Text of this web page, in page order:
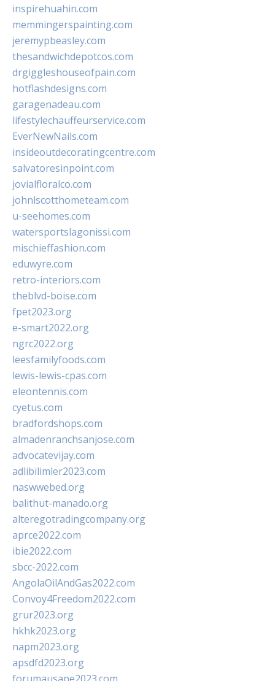
inspirehuahin.com
memmingerspainting.com
jeremypbeasley.com
thesandwichdepotcos.com
drgiggleshouseofpain.com
hotflashdesigns.com
garagenadeau.com
lifestylechauffeurservice.com
EverNewNails.com
insideoutdecoratingcentre.com
salvatoresinpoint.com
jovialfloralco.com
johnlscotthometeam.com
u-seehomes.com
watersportslagonissi.com
mischieffashion.com
eduwyre.com
retro-interiors.com
theblvd-boise.com
fpet2023.org
e-smart2022.org
ngrc2022.org
leesfamilyfoods.com
lewis-lewis-cpas.com
eleontennis.com
cyetus.com
bradfordshops.com
almadenranchsanjose.com
advocatevijay.com
adlibilimler2023.com
naswwebed.org
balithut-manado.org
alteregotradingcompany.org
aprce2022.com
ibie2022.com
sbcc-2022.com
AngolaOilAndGas2022.com
Convoy4Freedom2022.com
grur2023.org
hkhk2023.org
napm2023.org
apsdfd2023.org